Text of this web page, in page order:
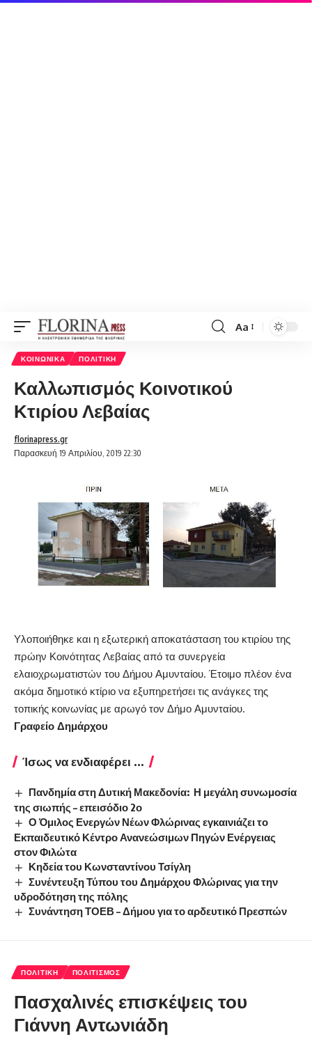
Font
Aa
ΚΟΙΝΩΝΙΚΆ ΠΟΛΙΤΙΚΉ
Καλλωπισμός Κοινοτικού
Κτιρίου Λεβαίας
Παρασκευή 19 Απριλίου, 2019 22:30
florinapress.gr
Υλοποιήθηκε και η εξωτερική αποκατάσταση του κτιρίου της
πρώην Κοινότητας Λεβαίας από τα συνεργεία
ελαιοχρωματιστών του Δήμου Αμυνταίου. Έτοιμο πλέον ένα
ακόμα δημοτικό κτίριο να εξυπηρετήσει τις ανάγκες της
τοπικής κοινωνίας με αρωγό τον Δήμο Αμυνταίου.
Γραφείο Δημάρχου
Ίσως να ενδιαφέρει ...
Πανδημία στη Δυτική Μακεδονία: Η μεγάλη συνωμοσία
της σιωπής – επεισόδιο 2ο
Ο Όμιλος Ενεργών Νέων Φλώρινας εγκαινιάζει το
Εκπαιδευτικό Κέντρο Ανανεώσιμων Πηγών Ενέργειας
στον Φιλώτα
Κηδεία του Κωνσταντίνου Τσίγλη
Συνέντευξη Τύπου του Δημάρχου Φλώρινας για την
υδροδότηση της πόλης
Συνάντηση ΤΟΕΒ – Δήμου για το αρδευτικό Πρεσπών
ΠΟΛΙΤΙΚΉ ΠΟΛΙΤΙΣΜΌΣ
Πασχαλινές επισκέψεις του
Γιάννη Αντωνιάδη